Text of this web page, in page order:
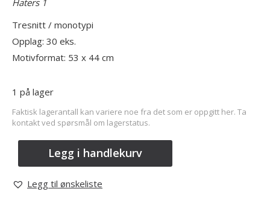
Tresnitt / monotypi
Opplag: 30 eks.
Motivformat: 53 x 44 cm
1 på lager
Faktisk lagerantall kan variere noe fra det som er oppgitt her. Ta
kontakt ved spørsmål om lagerstatus.
Legg i handlekurv
Legg til ønskeliste